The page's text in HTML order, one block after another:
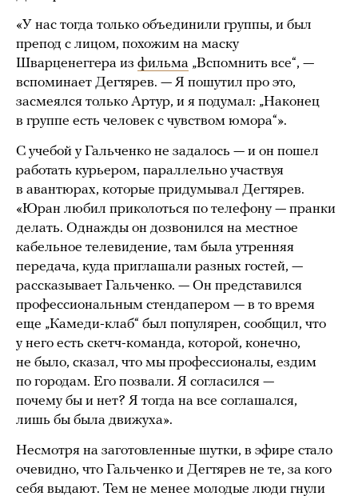
«У нас тогда только объединили группы, и был
препод с лицом, похожим на маску
Шварценеггера из фильма „Вспомнить все“, —
вспоминает Дегтярев. — Я пошутил про это,
засмеялся только Артур, и я подумал: „Наконец
в группе есть человек с чувством юмора“».
С учебой у Гальченко не задалось — и он пошел
работать курьером, параллельно участвуя
в авантюрах, которые придумывал Дегтярев.
«Юран любил приколоться по телефону — пранки
делать. Однажды он дозвонился на местное
кабельное телевидение, там была утренняя
передача, куда приглашали разных гостей, —
рассказывает Гальченко. — Он представился
профессиональным стендапером — в то время
еще „Камеди-клаб“ был популярен, сообщил, что
у него есть скетч-команда, которой, конечно,
не было, сказал, что мы профессионалы, ездим
по городам. Его позвали. Я согласился —
почему бы и нет? Я тогда на все соглашался,
лишь бы была движуха».
Несмотря на заготовленные шутки, в эфире стало
очевидно, что Гальченко и Дегтярев не те, за кого
себя выдают. Тем не менее молодые люди гнули